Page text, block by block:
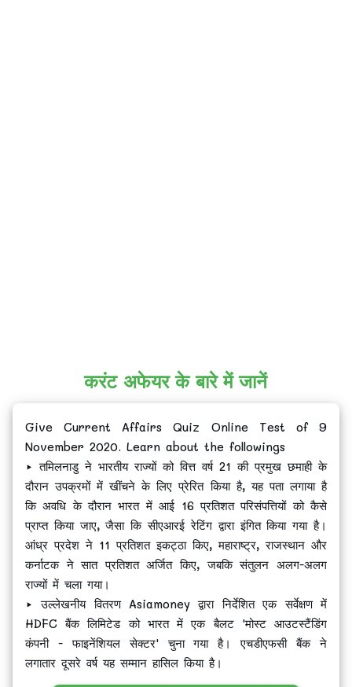
करंट अफेयर के बारे में जानें
Give Current Affairs Quiz Online Test of 9
November 2020. Learn about the followings
▸ तमिलनाडु ने भारतीय राज्यों को वित्त वर्ष 21 की प्रमुख छमाही के
दौरान उपक्रमों में खींचने के लिए प्रेरित किया है, यह पता लगाया है
कि अवधि के दौरान भारत में आई 16 प्रतिशत परिसंपत्तियों को कैसे
प्राप्त किया जाए, जैसा कि सीएआरई रेटिंग द्वारा इंगित किया गया है।
आंध्र प्रदेश ने 11 प्रतिशत इकट्ठा किए, महाराष्ट्र, राजस्थान और
कर्नाटक ने सात प्रतिशत अर्जित किए, जबकि संतुलन अलग-अलग
राज्यों में चला गया।
▸ उल्लेखनीय वितरण Asiamoney द्वारा निर्देशित एक सर्वेक्षण में
HDFC बैंक लिमिटेड को भारत में एक बैलट 'मोस्ट आउटस्टैंडिंग
कंपनी - फाइनेंशियल सेक्टर' चुना गया है। एचडीएफसी बैंक ने
लगातार दूसरे वर्ष यह सम्मान हासिल किया है।